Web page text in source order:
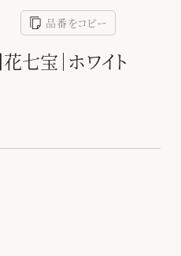
品番をコピー
七宝｜ホワイト